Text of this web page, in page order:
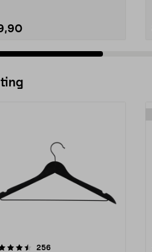
256anmeldelser
4.5av 5 stjerner